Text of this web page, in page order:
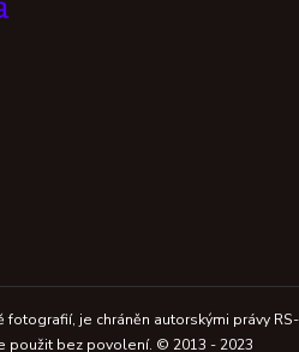
je chráněn autorskými právy RS-
použit bez povolení. © 2013 - 2023